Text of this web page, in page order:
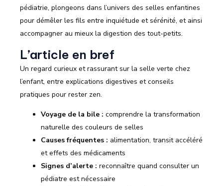
pédiatrie, plongeons dans l’univers des selles enfantines
pour démêler les fils entre inquiétude et sérénité, et ainsi
accompagner au mieux la digestion des tout-petits.
L’article en bref
Un regard curieux et rassurant sur la selle verte chez
l’enfant, entre explications digestives et conseils
pratiques pour rester zen.
Voyage de la bile : comprendre la transformation
naturelle des couleurs de selles
Causes fréquentes : alimentation, transit accéléré
et effets des médicaments
Signes d’alerte : reconnaître quand consulter un
pédiatre est nécessaire